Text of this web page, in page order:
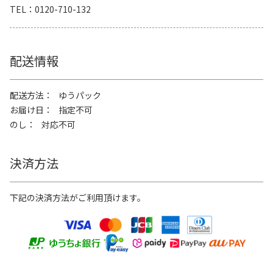
TEL
0120-710-132
配送情報
配送方法
ゆうパック
お届け日
指定不可
のし
対応不可
決済方法
下記の決済方法がご利用頂けます。